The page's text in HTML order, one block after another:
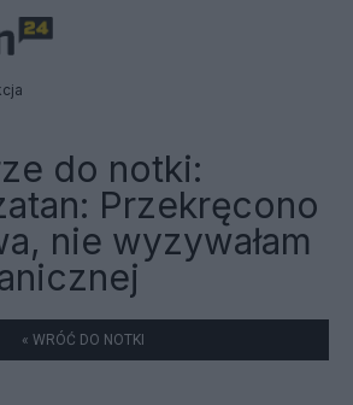
do notki:
Przekręcono
nie wyzywałam
« WRÓĆ DO NOTKI